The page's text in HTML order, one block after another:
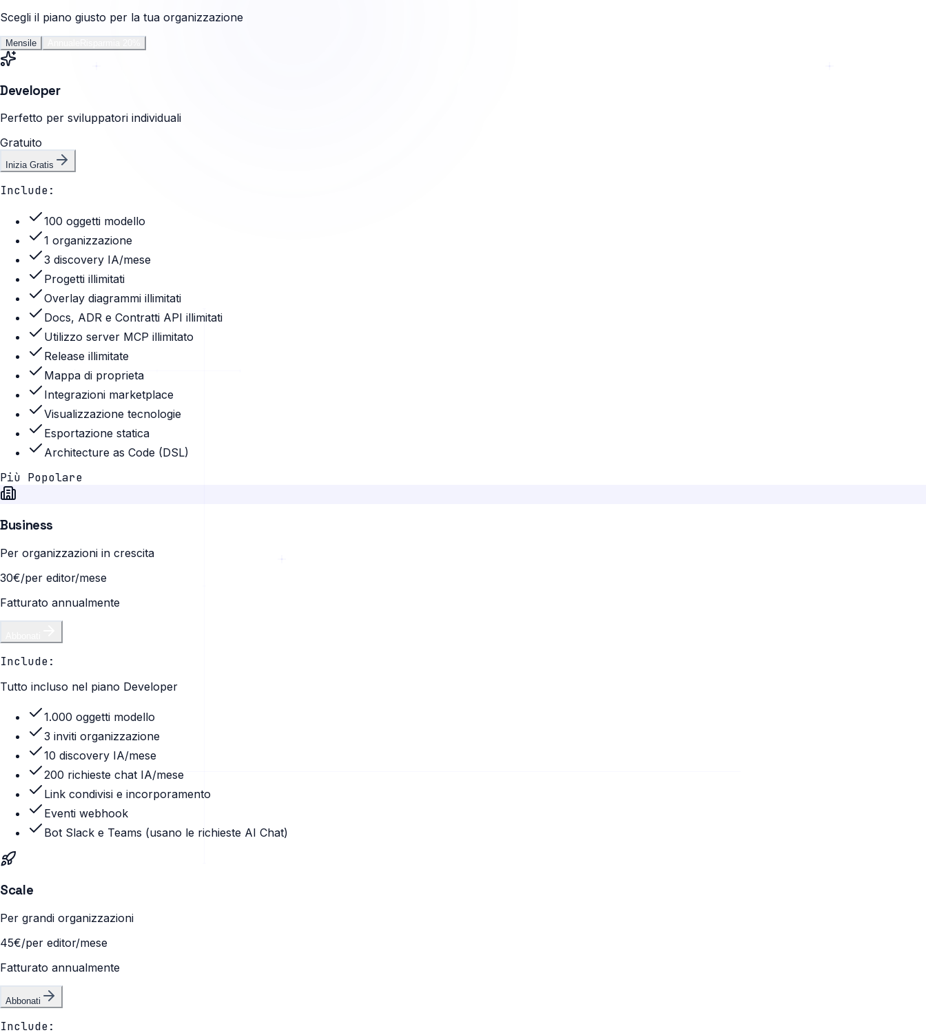
Scegli il piano giusto per la tua organizzazione
Mensile
Developer
Perfetto per sviluppatori individuali
Gratuito
Inizia Gratis
Include:
100 oggetti modello
1 organizzazione
3 discovery IA/mese
Progetti illimitati
Overlay diagrammi illimitati
Docs, ADR e Contratti API illimitati
Utilizzo server MCP illimitato
Release illimitate
Mappa di proprieta
Integrazioni marketplace
Visualizzazione tecnologie
Esportazione statica
Architecture as Code (DSL)
Più Popolare
Business
Per organizzazioni in crescita
30€/per editor/mese
Fatturato annualmente
Include:
Tutto incluso nel piano Developer
1.000 oggetti modello
3 inviti organizzazione
10 discovery IA/mese
200 richieste chat IA/mese
Link condivisi e incorporamento
Eventi webhook
Bot Slack e Teams (usano le richieste AI Chat)
Scale
Per grandi organizzazioni
45€/per editor/mese
Fatturato annualmente
Abbonati
Include: